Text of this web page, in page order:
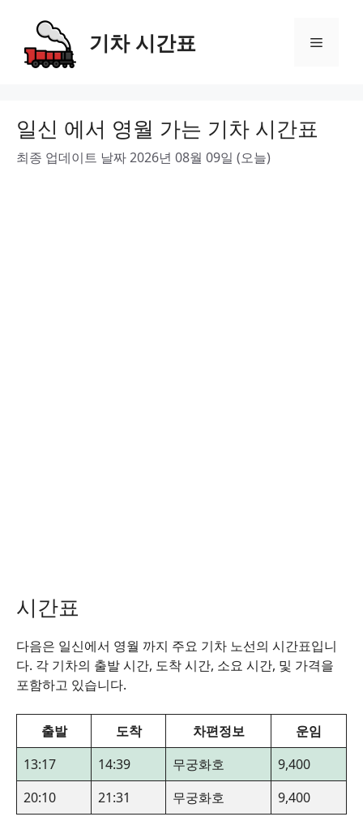
content
기차 시간표 Menu
일신 에서 영월 가는 기차 시간표
최종 업데이트 날짜 2026년 08월 09일 (오늘)
시간표
다음은 일신에서 영월 까지 주요 기차 노선의 시간표입니
다. 각 기차의 출발 시간, 도착 시간, 소요 시간, 및 가격을
포함하고 있습니다.
출발 도착 차편정보
운임
13:17
14:39 무궁화호
9,400
20:10
21:31 무궁화호 9,400